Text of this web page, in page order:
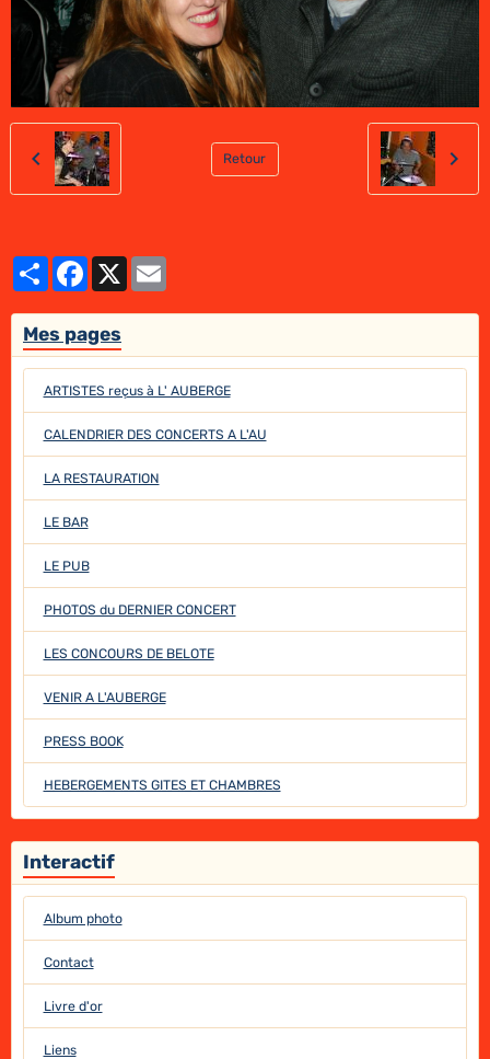
Retour
PartagerFacebook
Mes pages
ARTISTES reçus à L' AUBERGE
CALENDRIER DES CONCERTS A L'AU
LA RESTAURATION
LE BAR
LE PUB
PHOTOS du DERNIER CONCERT
LES CONCOURS DE BELOTE
VENIR A L'AUBERGE
PRESS BOOK
HEBERGEMENTS GITES ET CHAMBRES
Interactif
Album photo
Contact
Livre d'or
Liens